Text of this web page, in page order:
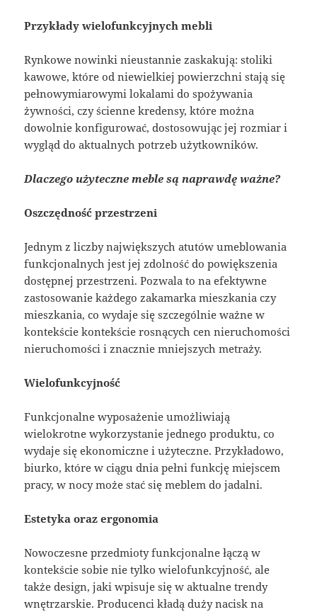
Przykłady wielofunkcyjnych mebli
Rynkowe nowinki nieustannie zaskakują: stoliki
kawowe, które od niewielkiej powierzchni stają się
pełnowymiarowymi lokalami do spożywania
żywności, czy ścienne kredensy, które można
dowolnie konfigurować, dostosowując jej rozmiar i
wygląd do aktualnych potrzeb użytkowników.
Dlaczego użyteczne meble są naprawdę ważne?
Oszczędność przestrzeni
Jednym z liczby największych atutów umeblowania
funkcjonalnych jest jej zdolność do powiększenia
dostępnej przestrzeni. Pozwala to na efektywne
zastosowanie każdego zakamarka mieszkania czy
mieszkania, co wydaje się szczególnie ważne w
kontekście kontekście rosnących cen nieruchomości
nieruchomości i znacznie mniejszych metraży.
Wielofunkcyjność
Funkcjonalne wyposażenie umożliwiają
wielokrotne wykorzystanie jednego produktu, co
wydaje się ekonomiczne i użyteczne. Przykładowo,
biurko, które w ciągu dnia pełni funkcję miejscem
pracy, w nocy może stać się meblem do jadalni.
Estetyka oraz ergonomia
Nowoczesne przedmioty funkcjonalne łączą w
kontekście sobie nie tylko wielofunkcyjność, ale
także design, jaki wpisuje się w aktualne trendy
wnętrzarskie. Producenci kładą duży nacisk na